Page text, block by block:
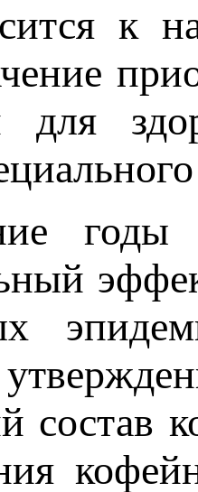
к
для
годы
состав